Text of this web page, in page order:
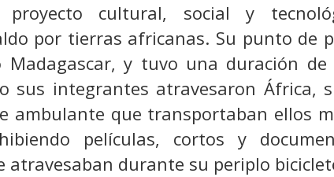
cultural, social y
por tierras africanas. Su punto de
y tuvo una duración de
sus integrantes atravesaron África,
ambulante que transportaban ellos
películas, cortos y
atravesaban durante su periplo